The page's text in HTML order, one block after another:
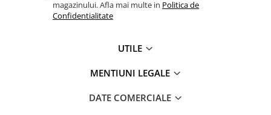
magazinului. Afla mai multe in Politica de
Confidentialitate
UTILE
MENTIUNI LEGALE
DATE COMERCIALE